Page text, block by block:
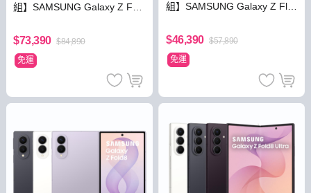
組】SAMSUNG Galaxy Z Fol
$73,390 $84,890
免運
組】SAMSUNG Galaxy Z Flip
$46,390 $57,890
免運